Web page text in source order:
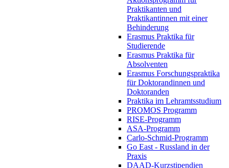
Praktikanten und
Praktikantinnen mit einer
Behinderung
Erasmus Praktika für
Studierende
Erasmus Praktika für
Absolventen
Erasmus Forschungspraktika
für Doktorandinnen und
Doktoranden
Praktika im Lehramtsstudium
PROMOS Programm
RISE-Programm
ASA-Programm
Carlo-Schmid-Programm
Go East - Russland in der
Praxis
DAAD-Kurzstipendien